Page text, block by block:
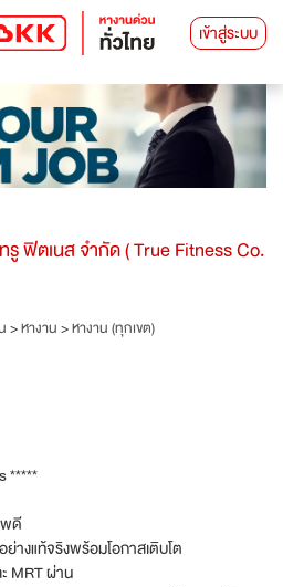
เข้าสู่ระบบ
รู ฟิตเนส จำกัด ( True Fitness Co.
>หางาน>หางาน (ทุกเขต)
*****
พดี
างแท้จริงพร้อมโอกาสเติบโต
MRT ผ่าน